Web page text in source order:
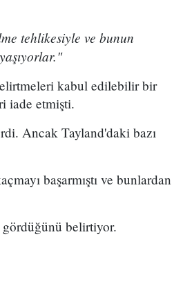
tehlikesiyle ve bunun
kabul edilebilir bir
iade etmişti.
Ancak Tayland'daki bazı
başarmıştı ve bunlardan
gördüğünü belirtiyor.